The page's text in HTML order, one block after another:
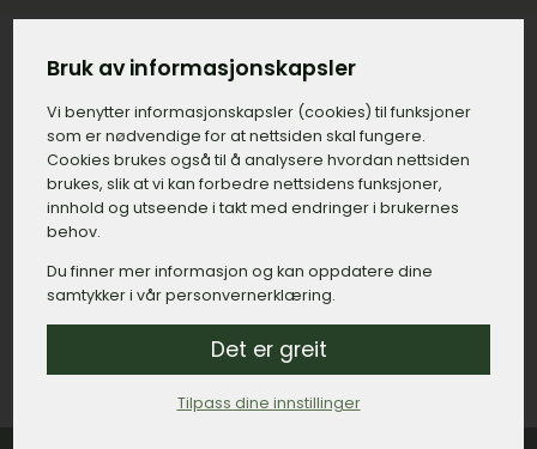
leverandøren i Skålevik tilbyr transport og montering
inkludert i prisen. De fleste i Skålevik inkluderer dette,
men ikke alle.
Kom i kontakt med et begravelsesbyrå i
Bruk av informasjonskapsler
Vi benytter informasjons­kapsler (cookies) til funksjoner
som er nødvendige for at nettsiden skal fungere.
Cookies brukes også til å analysere hvordan nettsiden
brukes, slik at vi kan forbedre nettsidens funksjoner,
innhold og utseende i takt med endringer i brukernes
behov.
Du finner mer informasjon og kan oppdatere dine
samtykker i vår personvernerklæring.
Det er greit
Tilpass dine innstillinger